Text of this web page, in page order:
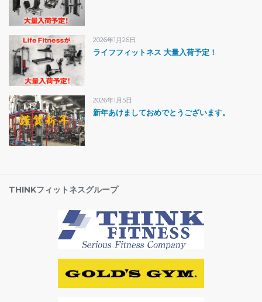
2026年1月26日
ライフフィットネス 大量入荷予定！
2026年1月5日
新年あけましておめでとうございます。
THINKフィットネスグループ